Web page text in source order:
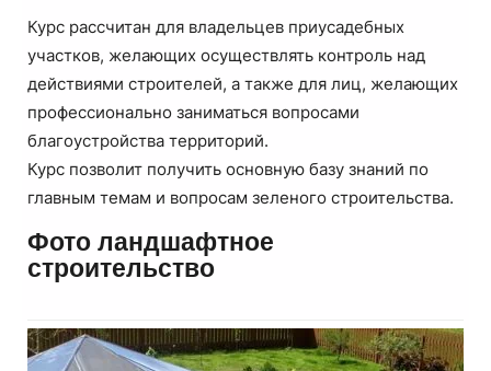
Курс рассчитан для владельцев приусадебных
участков, желающих осуществлять контроль над
действиями строителей, а также для лиц, желающих
профессионально заниматься вопросами
благоустройства территорий.
Курс позволит получить основную базу знаний по
главным темам и вопросам зеленого строительства.
Фото ландшафтное
строительство